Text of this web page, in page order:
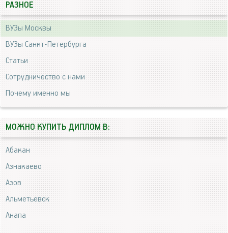
РАЗНОЕ
ВУЗы Москвы
ВУЗы Санкт-Петербурга
Статьи
Сотрудничество с нами
Почему именно мы
МОЖНО КУПИТЬ ДИПЛОМ В:
Абакан
Азнакаево
Азов
Альметьевск
Анапа